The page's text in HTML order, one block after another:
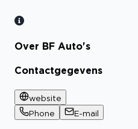
Over BF Auto's
Contactgegevens
website
Phone
E-mail